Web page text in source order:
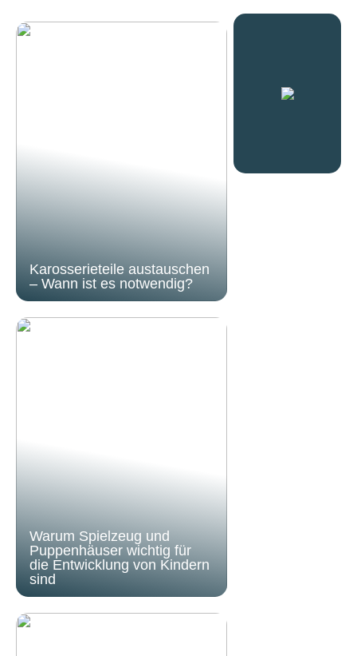
Karosserieteile austauschen
– Wann ist es notwendig?
Warum Spielzeug und
Puppenhäuser wichtig für
die Entwicklung von Kindern
sind